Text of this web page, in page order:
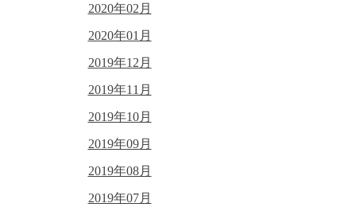
2020年02月
2020年01月
2019年12月
2019年11月
2019年10月
2019年09月
2019年08月
2019年07月